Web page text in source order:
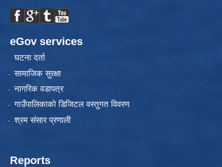
eGov services
घटना दर्ता
सामाजिक सुरक्षा
नागरिक वडापत्र
गाउँपालिकाको डिजिटल वस्तुगत विवरण
श्रम संसार प्रणाली
Reports